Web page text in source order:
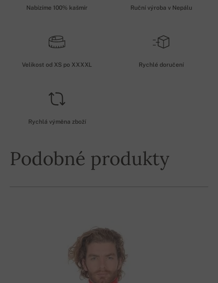
Nabízíme 100% kašmír Ruční výroba v Nepálu
Velikost od XS po XXXXL Rychlé doručení
Rychlá výměna zboží
Podobné produkty